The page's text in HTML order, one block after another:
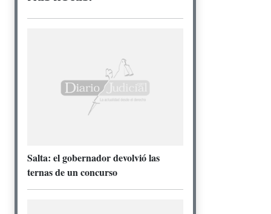
Salta: el gobernador devolvió las
ternas de un concurso